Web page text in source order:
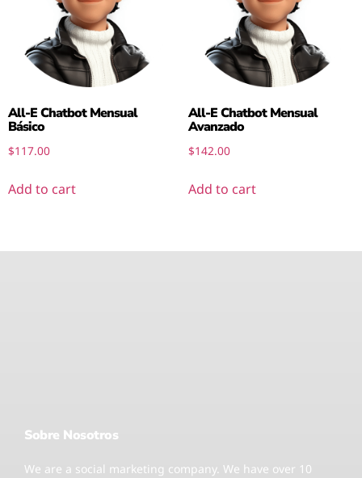
All-E Chatbot Mensual
Básico
$117.00
Add to cart
All-E Chatbot Mensual
Avanzado
$142.00
Add to cart
Sobre Nosotros
We are a social marketing company. We have over 10